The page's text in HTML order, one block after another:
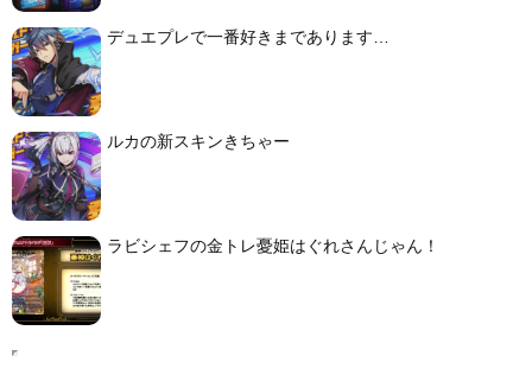
デュエプレで一番好きまであります…
ルカの新スキンきちゃー
ラビシェフの金トレ憂姫はぐれさんじゃん！